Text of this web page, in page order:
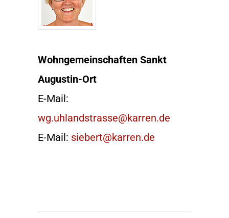
Wohngemeinschaften Sankt
Augustin-Ort
E-Mail:
wg.uhlandstrasse@karren.de
E-Mail: siebert@karren.de